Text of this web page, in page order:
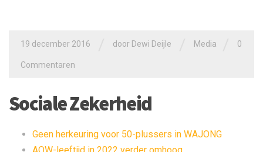
19 december 2016 door Dewi Deijle Media 0
Commentaren
Sociale Zekerheid
Geen herkeuring voor 50-plussers in WAJONG